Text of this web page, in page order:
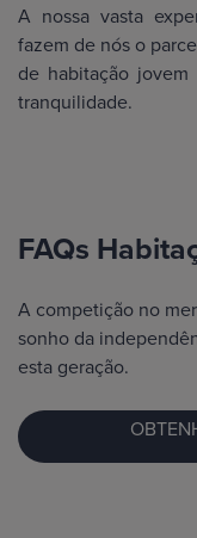
A nossa vasta
fazem de nós o
de habitação
tranquilidade.
FAQs
A competição no
sonho da
esta geração.